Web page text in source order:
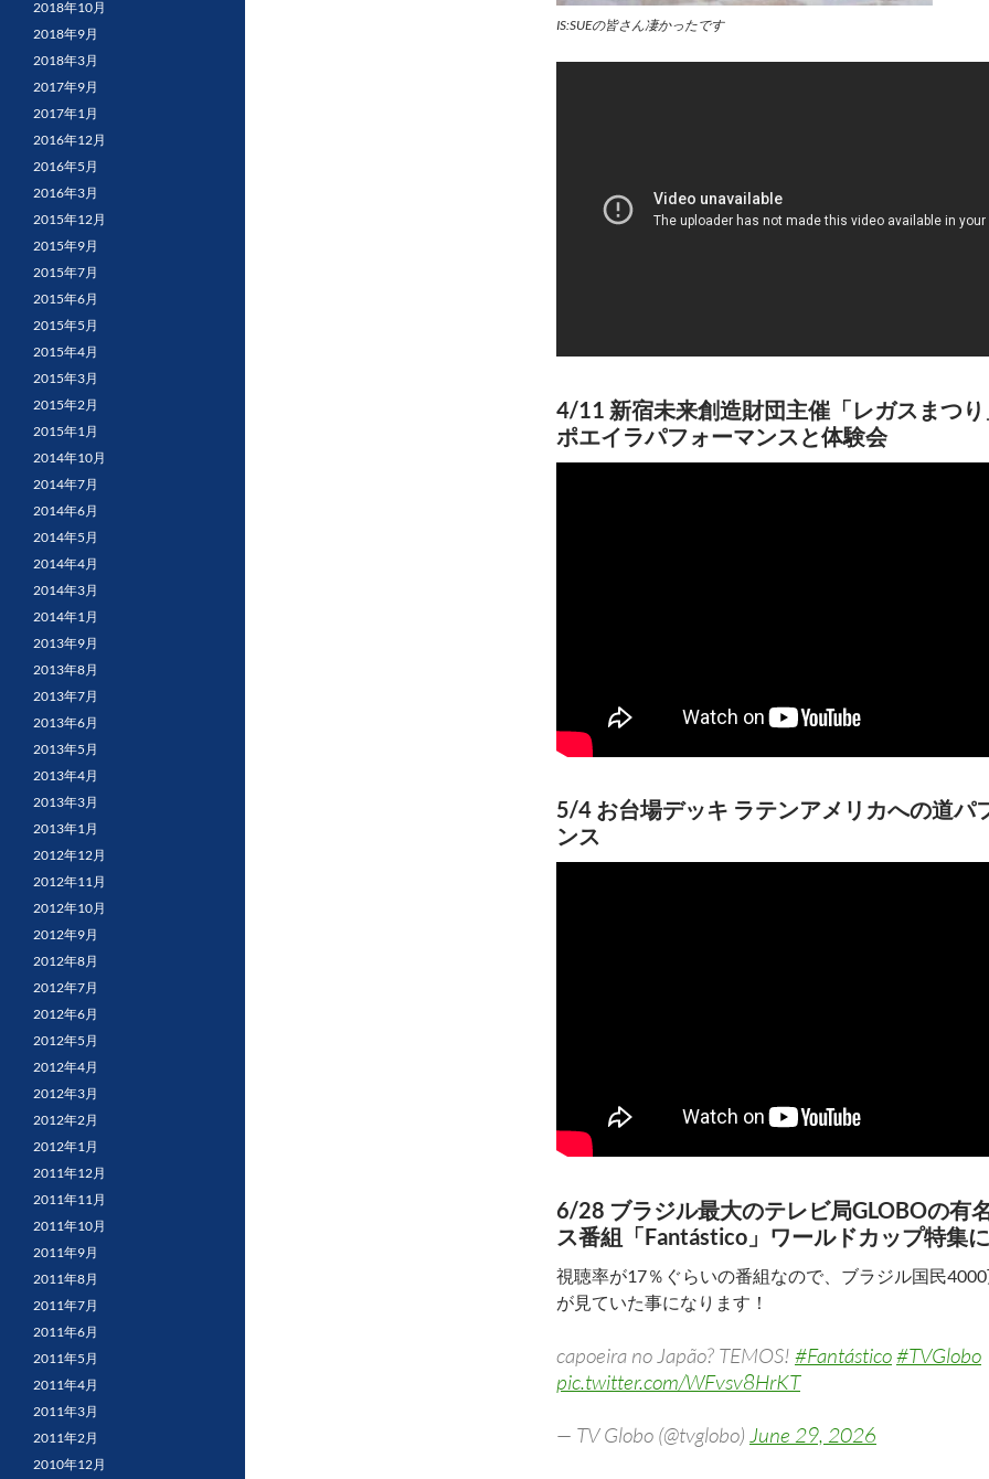
IS:SUEの皆さん凄かったです
4/11 新宿未来創造財団主催「レガスまつ
ポエイラパフォーマンスと体験会
5/4 お台場デッキ ラテンアメリカへの道パ
ンス
6/28 ブラジル最大のテレビ局GLOBOの有
ス番組「Fantástico」ワールドカップ特集
視聴率が17％ぐらいの番組なので、ブラジル国民
が見ていた事になります！
capoeira no Japão? TEMOS! #Fantástico#TVGlobo
pic.twitter.com/WFvsv8HrKT
— TV Globo (@tvglobo) June 29, 2026
2018年10月
2018年9月
2018年3月
2017年9月
2017年1月
2016年12月
2016年5月
2016年3月
2015年12月
2015年9月
2015年7月
2015年6月
2015年5月
2015年4月
2015年3月
2015年2月
2015年1月
2014年10月
2014年7月
2014年6月
2014年5月
2014年4月
2014年3月
2014年1月
2013年9月
2013年8月
2013年7月
2013年6月
2013年5月
2013年4月
2013年3月
2013年1月
2012年12月
2012年11月
2012年10月
2012年9月
2012年8月
2012年7月
2012年6月
2012年5月
2012年4月
2012年3月
2012年2月
2012年1月
2011年12月
2011年11月
2011年10月
2011年9月
2011年8月
2011年7月
2011年6月
2011年5月
2011年4月
2011年3月
2011年2月
2010年12月